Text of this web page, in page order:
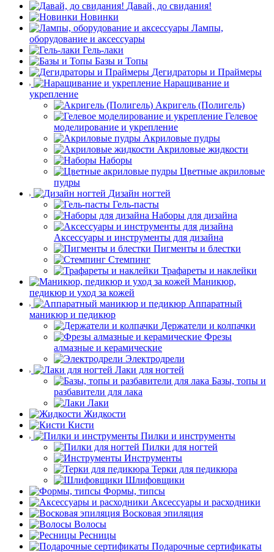
Давай, до свидания!
Новинки
Лампы,
оборудование и аксессуары
Гель-лаки
Базы и Топы
Дегидраторы и Праймеры
Наращивание и
укрепление
Акригель (Полигель)
Гелевое
моделирование и укрепление
Акриловые пудры
Акриловые жидкости
Наборы
Цветные акриловые
пудры
Дизайн ногтей
Гель-пасты
Наборы для дизайна
Аксессуары и инструменты для дизайна
Пигменты и блестки
Стемпинг
Трафареты и наклейки
Маникюр,
педикюр и уход за кожей
Аппаратный
маникюр и педикюр
Держатели и колпачки
Фрезы
алмазные и керамические
Электродрели
Лаки для ногтей
Базы, топы и
разбавители для лака
Лаки
Жидкости
Кисти
Пилки и инструменты
Пилки для ногтей
Инструменты
Терки для педикюра
Шлифовщики
Формы, типсы
Аксессуары и расходники
Восковая эпиляция
Волосы
Ресницы
Подарочные сертификаты